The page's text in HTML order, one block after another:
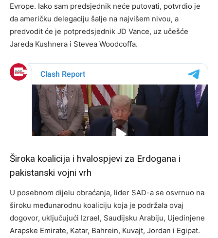
Evrope. Iako sam predsjednik neće putovati, potvrdio je
da američku delegaciju šalje na najvišem nivou, a
predvodit će je potpredsjednik JD Vance, uz učešće
Jareda Kushnera i Stevea Woodcoffa.
Široka koalicija i hvalospjevi za Erdogana i
pakistanski vojni vrh
U posebnom dijelu obraćanja, lider SAD-a se osvrnuo na
široku međunarodnu koaliciju koja je podržala ovaj
dogovor, uključujući Izrael, Saudijsku Arabiju, Ujedinjene
Arapske Emirate, Katar, Bahrein, Kuvajt, Jordan i Egipat.